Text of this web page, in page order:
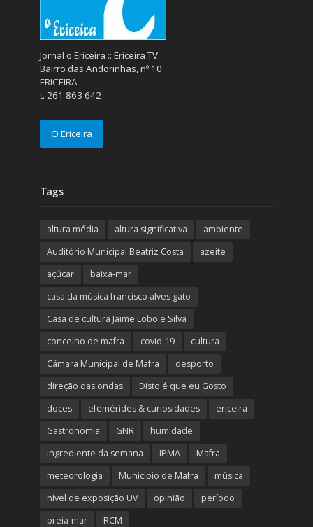
Jornal o Ericeira :: Ericeira TV
Bairro das Andorinhas, nº 10
ERICEIRA
t. 261 863 642
O Ericeira
Tags
altura média altura significativa
ambiente
Auditório Municipal Beatriz Costa
azeite
açúcar
baixa-mar
casa da música francisco alves gato
Casa de cultura Jaime Lobo e Silva
concelho de mafra
covid-19
cultura
Câmara Municipal de Mafra
desporto
direção das ondas
Disto é que eu Gosto
doces
efemérides & curiosidades
ericeira
Gastronomia
GNR
humidade
ingrediente da semana
IPMA
Mafra
meteorologia
Município de Mafra
música
nível de exposição UV
opinião
período
preia-mar
RCM